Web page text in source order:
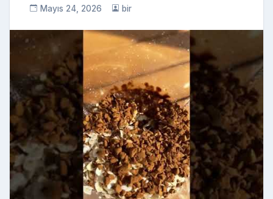
Mayıs 24, 2026 bir